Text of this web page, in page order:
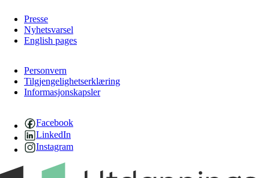
Presse
Nyhetsvarsel
English pages
Personvern
Tilgjengelighetserklæring
Informasjonskapsler
Facebook
LinkedIn
Instagram